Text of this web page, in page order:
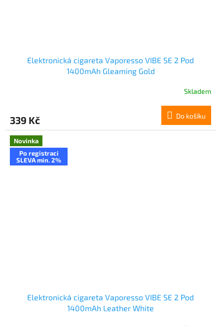
Elektronická cigareta Vaporesso VIBE SE 2 Pod
1400mAh Gleaming Gold
Skladem
339 Kč Do košíku
Novinka
Po registraci
SLEVA min. 2%
Elektronická cigareta Vaporesso VIBE SE 2 Pod
1400mAh Leather White